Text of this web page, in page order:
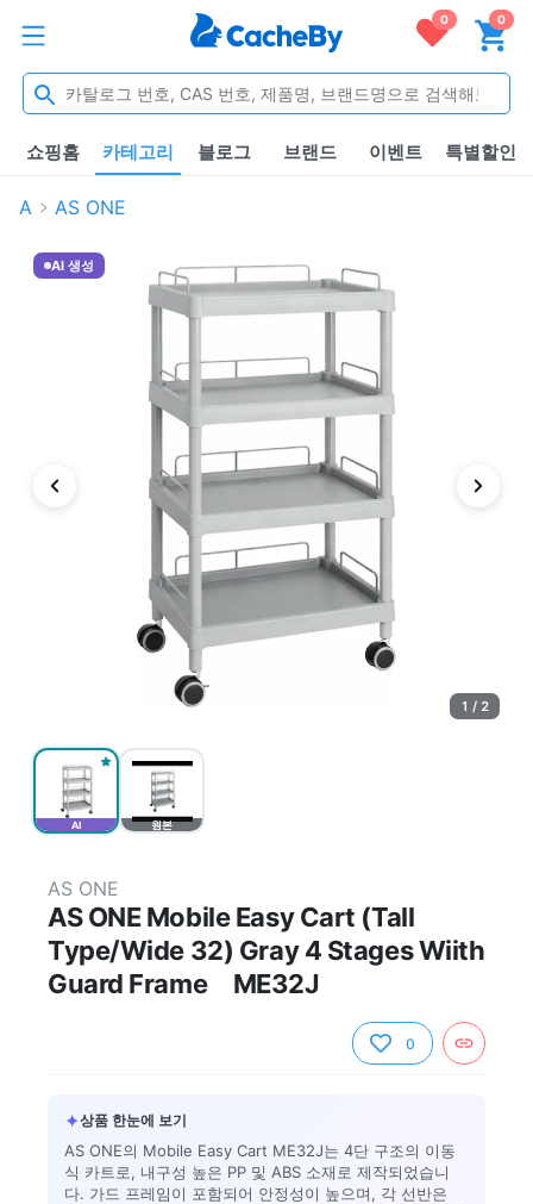
0 0
쇼핑홈 카테고리 블로그 브랜드 이벤트 특별할인
A AS ONE
AI 원본
AI 생성
1 / 2
AS ONE
AS ONE Mobile Easy Cart (Tall
Type/Wide 32) Gray 4 Stages Wiith
Guard Frame ME32J
0
✦상품 한눈에 보기
AS ONE의 Mobile Easy Cart ME32J는 4단 구조의 이동
식 카트로, 내구성 높은 PP 및 ABS 소재로 제작되었습니
다. 가드 프레임이 포함되어 안정성이 높으며, 각 선반은